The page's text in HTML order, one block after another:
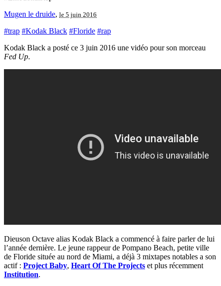
Mugen le druide, le 5 juin 2016
#trap #Kodak Black #Floride #rap
Kodak Black a posté ce 3 juin 2016 une vidéo pour son morceau
Fed Up.
Dieuson Octave alias Kodak Black a commencé à faire parler de lui
l’année dernière. Le jeune rappeur de Pompano Beach, petite ville
de Floride située au nord de Miami, a déjà 3 mixtapes notables a son
actif : Project Baby, Heart Of The Projects et plus récemment
Institution.